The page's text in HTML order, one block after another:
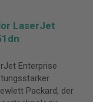
LaserJet
Enterprise
Packard, der